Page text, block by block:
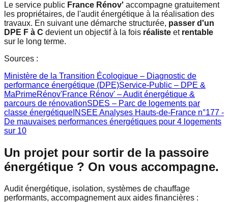
Le service public France Rénov' accompagne gratuitement
les propriétaires, de l'audit énergétique à la réalisation des
travaux. En suivant une démarche structurée, passer d'un
DPE F à C devient un objectif à la fois réaliste et rentable
sur le long terme.
Sources :
Ministère de la Transition Écologique – Diagnostic de
performance énergétique (DPE)Service-Public – DPE &
MaPrimeRénov'France Rénov' – Audit énergétique &
parcours de rénovationSDES – Parc de logements par
classe énergétique INSEE Analyses Hauts-de-France n°177 -
De mauvaises performances énergétiques pour 4 logements
sur 10
Un projet pour sortir de la passoire
énergétique ? On vous accompagne.
Audit énergétique, isolation, systèmes de chauffage
performants, accompagnement aux aides financières :